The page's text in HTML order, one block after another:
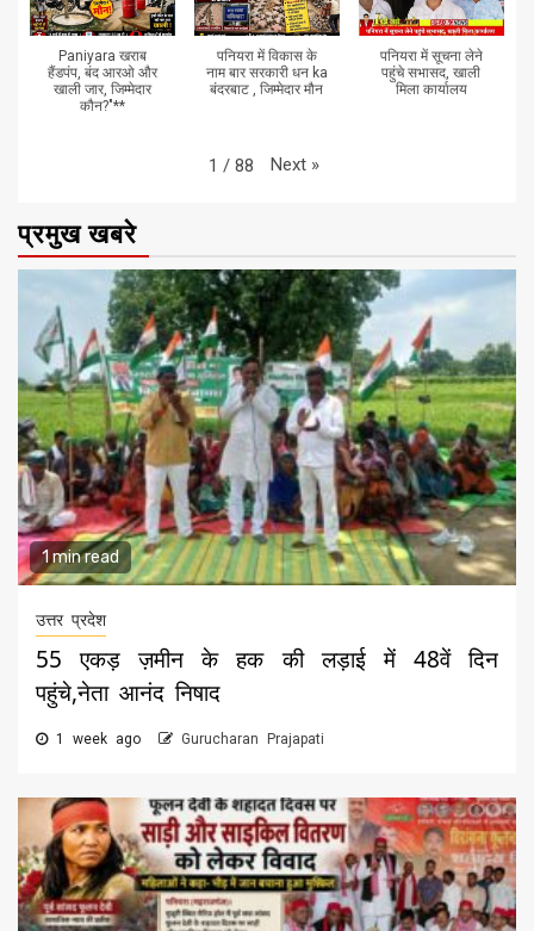
Paniyara खराब
हैंडपंप, बंद आरओ और
खाली जार, जिम्मेदार
कौन?"**
पनियरा में विकास के
नाम बार सरकारी धन ka
बंदरबाट , जिम्मेदार मौन
पनियरा में सूचना लेने
पहुंचे सभासद, खाली
मिला कार्यालय
1 / 88 Next »
प्रमुख खबरे
1 min read
उत्तर प्रदेश
55 एकड़ ज़मीन के हक की लड़ाई में 48वें दिन
पहुंचे,नेता आनंद निषाद
1 week ago Gurucharan Prajapati